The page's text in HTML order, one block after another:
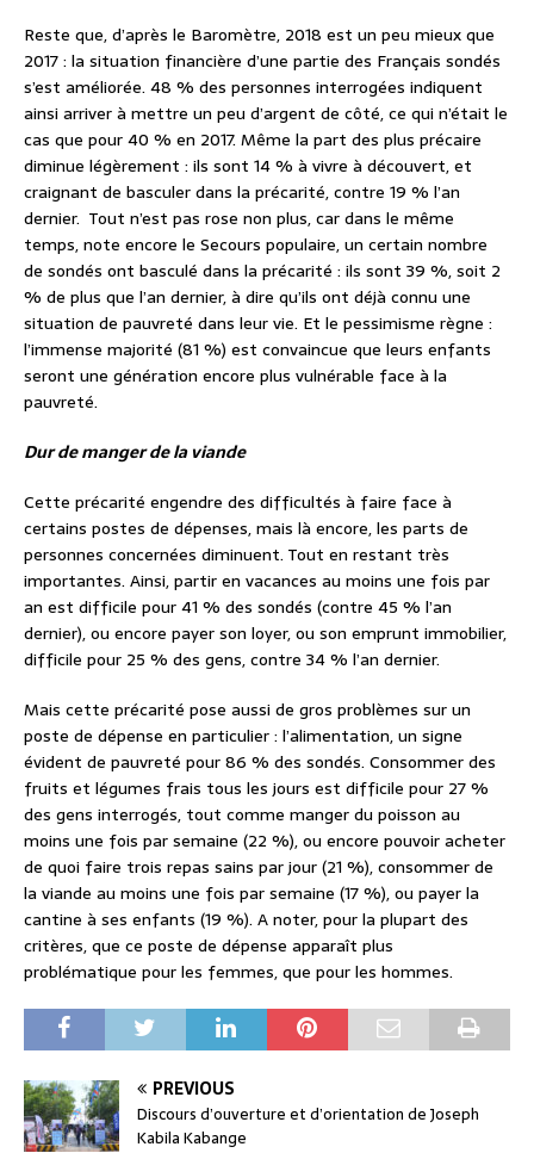
Reste que, d’après le Baromètre, 2018 est un peu mieux que
2017 : la situation financière d’une partie des Français sondés
s’est améliorée. 48 % des personnes interrogées indiquent
ainsi arriver à mettre un peu d’argent de côté, ce qui n’était le
cas que pour 40 % en 2017. Même la part des plus précaire
diminue légèrement : ils sont 14 % à vivre à découvert, et
craignant de basculer dans la précarité, contre 19 % l’an
dernier. Tout n’est pas rose non plus, car dans le même
temps, note encore le Secours populaire, un certain nombre
de sondés ont basculé dans la précarité : ils sont 39 %, soit 2
% de plus que l’an dernier, à dire qu’ils ont déjà connu une
situation de pauvreté dans leur vie. Et le pessimisme règne :
l’immense majorité (81 %) est convaincue que leurs enfants
seront une génération encore plus vulnérable face à la
pauvreté.
Dur de manger de la viande
Cette précarité engendre des difficultés à faire face à
certains postes de dépenses, mais là encore, les parts de
personnes concernées diminuent. Tout en restant très
importantes. Ainsi, partir en vacances au moins une fois par
an est difficile pour 41 % des sondés (contre 45 % l’an
dernier), ou encore payer son loyer, ou son emprunt immobilier,
difficile pour 25 % des gens, contre 34 % l’an dernier.
Mais cette précarité pose aussi de gros problèmes sur un
poste de dépense en particulier : l’alimentation, un signe
évident de pauvreté pour 86 % des sondés. Consommer des
fruits et légumes frais tous les jours est difficile pour 27 %
des gens interrogés, tout comme manger du poisson au
moins une fois par semaine (22 %), ou encore pouvoir acheter
de quoi faire trois repas sains par jour (21 %), consommer de
la viande au moins une fois par semaine (17 %), ou payer la
cantine à ses enfants (19 %). A noter, pour la plupart des
critères, que ce poste de dépense apparaît plus
problématique pour les femmes, que pour les hommes.
PREVIOUS
Discours d’ouverture et d’orientation de Joseph
Kabila Kabange